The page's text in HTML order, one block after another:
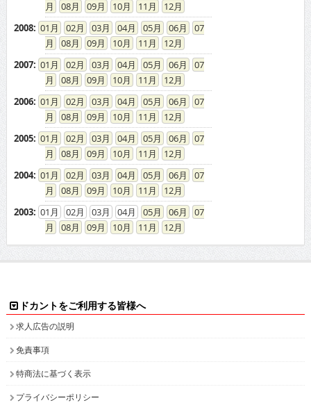
08
09 10 11
12
2008: 01 02 03 04 05 06
07
08
09 10 11
12
2007: 01 02 03 04 05 06
07
08
09 10 11
12
2006: 01 02 03 04 05 06
07
08
09 10 11
12
2005: 01 02 03 04 05 06
07
08
09 10 11
12
2004: 01 02 03 04 05 06
07
08
09 10 11
12
2003: 01 02 03 04 05 06
07
08
09 10 11 12
ドカントをご利用する皆様へ
求人広告の説明
免責事項
特商法に基づく表示
プライバシーポリシー